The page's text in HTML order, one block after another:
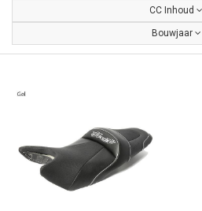
CC Inhoud
Bouwjaar